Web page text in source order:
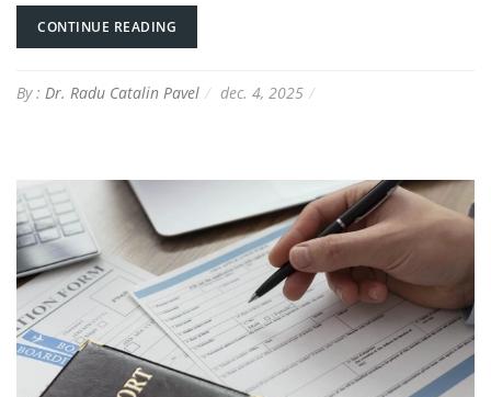
CONTINUE READING
By : Dr. Radu Catalin Pavel dec. 4, 2025